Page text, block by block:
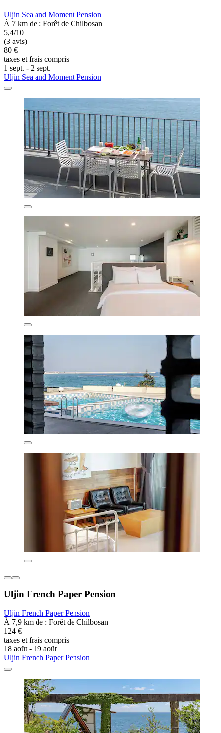
Uljin Sea and Moment Pension
À 7 km de : Forêt de Chilbosan
5,4/10
(3 avis)
80 €
taxes et frais compris
1 sept. - 2 sept.
Uljin Sea and Moment Pension
Uljin French Paper Pension
Uljin French Paper Pension
À 7,9 km de : Forêt de Chilbosan
124 €
taxes et frais compris
18 août - 19 août
Uljin French Paper Pension